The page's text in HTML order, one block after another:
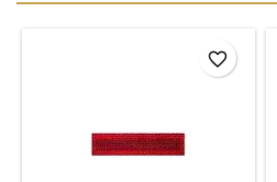
favorite_border